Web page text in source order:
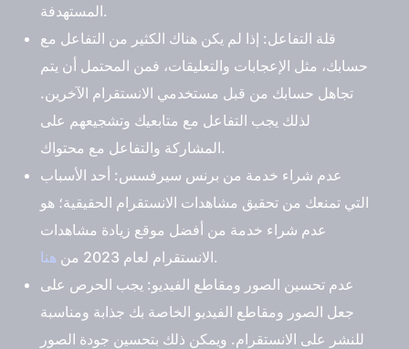
المستهدفة.
قلة التفاعل: إذا لم يكن هناك الكثير من التفاعل مع
حسابك، مثل الإعجابات والتعليقات، فمن المحتمل أن يتم
تجاهل حسابك من قبل مستخدمي الانستقرام الآخرين.
لذلك يجب التفاعل مع متابعيك وتشجيعهم على
المشاركة والتفاعل مع محتواك.
عدم شراء خدمة من برنس سيرفسس: أحد الأسباب
التي تمنعك من تحقيق مشاهدات الانستقرام الحقيقية؛ هو
عدم شراء خدمة من أفضل موقع زيادة مشاهدات
الانستقرام لعام 2023 من هنا
.
عدم تحسين الصور ومقاطع الفيديو: يجب الحرص على
جعل الصور ومقاطع الفيديو الخاصة بك جذابة ومناسبة
للنشر على الانستقرام. ويمكن ذلك بتحسين جودة الصور